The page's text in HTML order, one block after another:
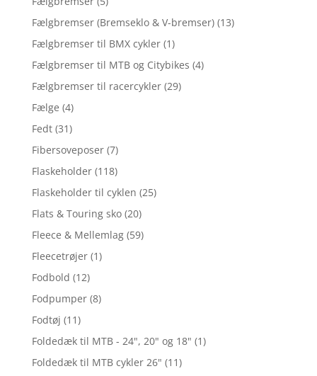
Fælgbremser (Bremseklo & V-bremser) (13)
Fælgbremser til BMX cykler (1)
Fælgbremser til MTB og Citybikes (4)
Fælgbremser til racercykler (29)
Fælge (4)
Fedt (31)
Fibersoveposer (7)
Flaskeholder (118)
Flaskeholder til cyklen (25)
Flats & Touring sko (20)
Fleece & Mellemlag (59)
Fleecetrøjer (1)
Fodbold (12)
Fodpumper (8)
Fodtøj (11)
Foldedæk til MTB - 24", 20" og 18" (1)
Foldedæk til MTB cykler 26" (11)